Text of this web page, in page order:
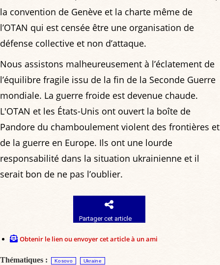
la convention de Genève et la charte même de
l’OTAN qui est censée être une organisation de
défense collective et non d’attaque.
Nous assistons malheureusement à l’éclatement de
l’équilibre fragile issu de la fin de la Seconde Guerre
mondiale. La guerre froide est devenue chaude.
L'OTAN et les États-Unis ont ouvert la boîte de
Pandore du chamboulement violent des frontières et
de la guerre en Europe. Ils ont une lourde
responsabilité dans la situation ukrainienne et il
serait bon de ne pas l’oublier.
Partager cet article
Obtenir le lien ou envoyer cet article à un ami
Thématiques : Kosovo Ukraine